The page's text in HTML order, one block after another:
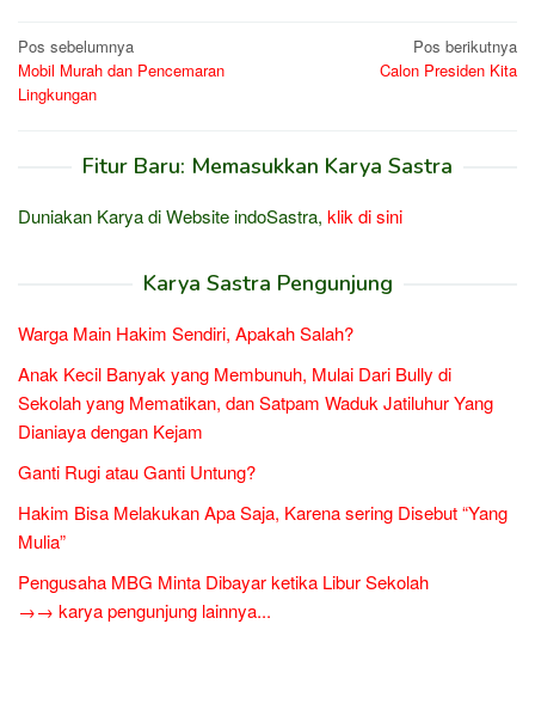
Navigasi
pos
Pos sebelumnya
Mobil Murah dan Pencemaran
Lingkungan
Pos berikutnya
Calon Presiden Kita
Fitur Baru: Memasukkan Karya Sastra
Duniakan Karya di Website indoSastra, klik di sini
Karya Sastra Pengunjung
Warga Main Hakim Sendiri, Apakah Salah?
Anak Kecil Banyak yang Membunuh, Mulai Dari Bully di
Sekolah yang Mematikan, dan Satpam Waduk Jatiluhur Yang
Dianiaya dengan Kejam
Ganti Rugi atau Ganti Untung?
Hakim Bisa Melakukan Apa Saja, Karena sering Disebut “Yang
Mulia”
Pengusaha MBG Minta Dibayar ketika Libur Sekolah
→→ karya pengunjung lainnya...